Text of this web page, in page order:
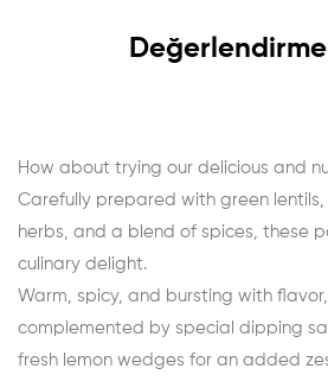
How about trying our delicious and
Carefully prepared with green lentils,
herbs, and a blend of spices, these
culinary delight.
Warm, spicy, and bursting with
complemented by special dipping
fresh lemon wedges for an added